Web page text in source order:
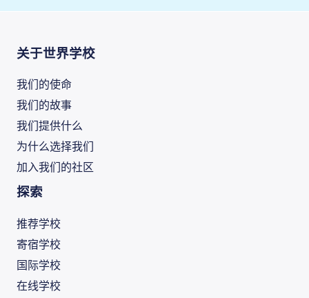
关于世界学校
我们的使命
我们的故事
我们提供什么
为什么选择我们
加入我们的社区
探索
推荐学校
寄宿学校
国际学校
在线学校